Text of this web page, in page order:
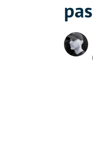
pas